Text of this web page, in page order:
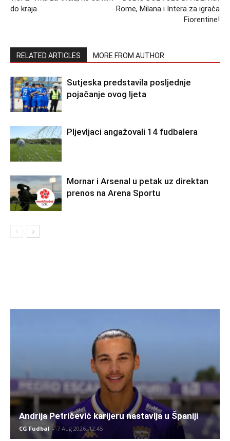
do kraja
Rome, Milana i Intera za igrača
Fiorentine!
RELATED ARTICLES MORE FROM AUTHOR
Sutjeska predstavila posljednje
pojačanje ovog ljeta
Pljevljaci angažovali 14 fudbalera
Mornar i Arsenal u petak uz direktan
prenos na Arena Sportu
Andrija Petričević karijeru nastavlja u Španiji
CG Fudbal - 7 Aug 2026. 12:45